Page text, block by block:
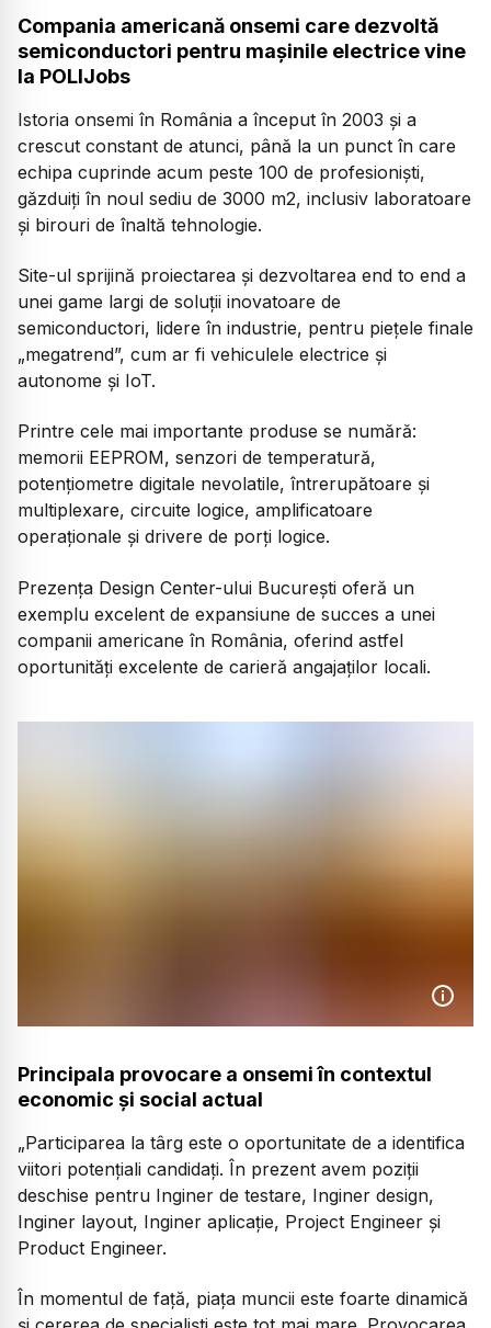
Compania americană onsemi care dezvoltă
semiconductori pentru maşinile electrice vine
la POLIJobs
Istoria onsemi în România a început în 2003 şi a
crescut constant de atunci, până la un punct în care
echipa cuprinde acum peste 100 de profesioniști,
găzduiţi în noul sediu de 3000 m2, inclusiv laboratoare
şi birouri de înaltă tehnologie.
Site-ul sprijină proiectarea şi dezvoltarea end to end a
unei game largi de soluţii inovatoare de
semiconductori, lidere în industrie, pentru pieţele finale
„megatrend”, cum ar fi vehiculele electrice şi
autonome şi IoT.
Printre cele mai importante produse se numără:
memorii EEPROM, senzori de temperatură,
potenţiometre digitale nevolatile, întrerupătoare şi
multiplexare, circuite logice, amplificatoare
operaționale şi drivere de porţi logice.
Prezenţa Design Center-ului Bucureşti oferă un
exemplu excelent de expansiune de succes a unei
companii americane în România, oferind astfel
oportunități excelente de carieră angajaţilor locali.
Principala provocare a onsemi în contextul
economic și social actual
„Participarea la târg este o oportunitate de a identifica
viitori potenţiali candidaţi. În prezent avem poziţii
deschise pentru Inginer de testare, Inginer design,
Inginer layout, Inginer aplicaţie, Project Engineer şi
Product Engineer.
În momentul de faţă, piaţa muncii este foarte dinamică